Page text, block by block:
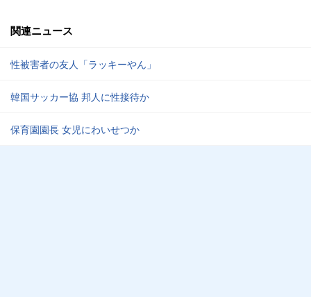
関連ニュース
性被害者の友人「ラッキーやん」
韓国サッカー協 邦人に性接待か
保育園園長 女児にわいせつか